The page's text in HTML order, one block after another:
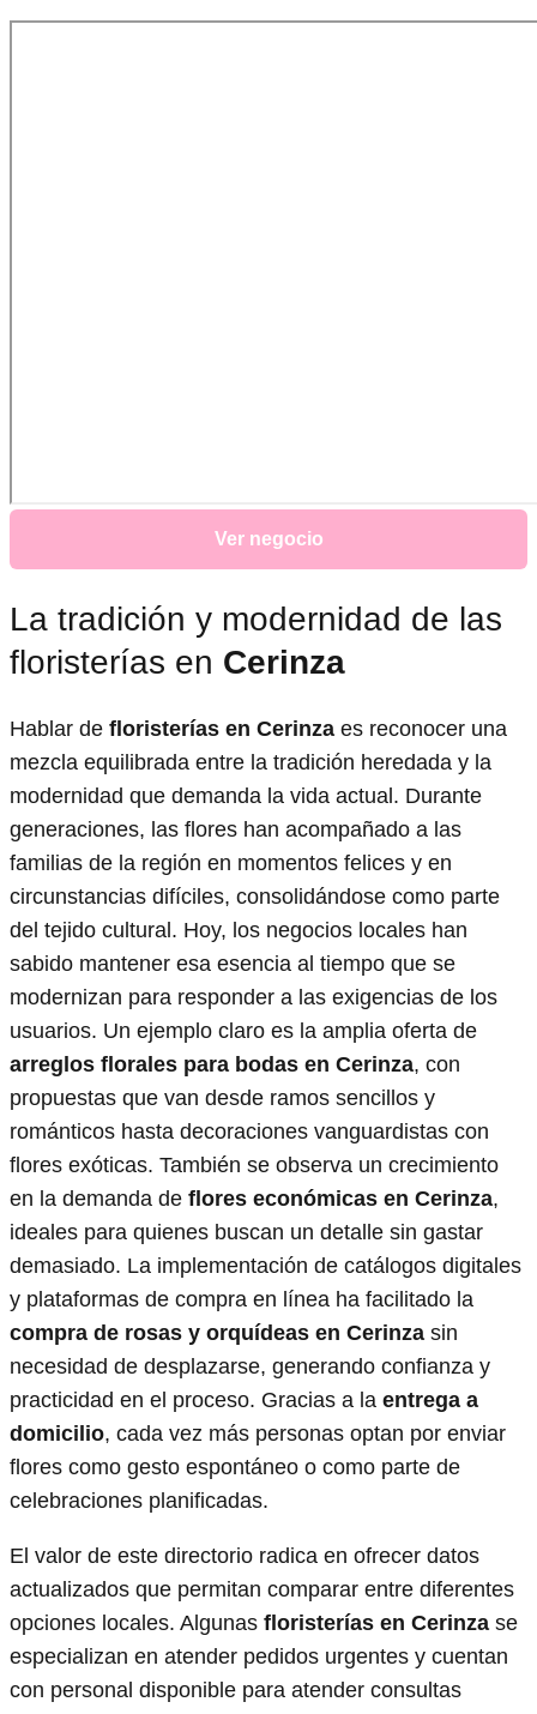
Ver negocio
La tradición y modernidad de las
floristerías en Cerinza
Hablar de floristerías en Cerinza es reconocer una
mezcla equilibrada entre la tradición heredada y la
modernidad que demanda la vida actual. Durante
generaciones, las flores han acompañado a las
familias de la región en momentos felices y en
circunstancias difíciles, consolidándose como parte
del tejido cultural. Hoy, los negocios locales han
sabido mantener esa esencia al tiempo que se
modernizan para responder a las exigencias de los
usuarios. Un ejemplo claro es la amplia oferta de
arreglos florales para bodas en Cerinza, con
propuestas que van desde ramos sencillos y
románticos hasta decoraciones vanguardistas con
flores exóticas. También se observa un crecimiento
en la demanda de flores económicas en Cerinza,
ideales para quienes buscan un detalle sin gastar
demasiado. La implementación de catálogos digitales
y plataformas de compra en línea ha facilitado la
compra de rosas y orquídeas en Cerinza sin
necesidad de desplazarse, generando confianza y
practicidad en el proceso. Gracias a la entrega a
domicilio, cada vez más personas optan por enviar
flores como gesto espontáneo o como parte de
celebraciones planificadas.
El valor de este directorio radica en ofrecer datos
actualizados que permitan comparar entre diferentes
opciones locales. Algunas floristerías en Cerinza se
especializan en atender pedidos urgentes y cuentan
con personal disponible para atender consultas